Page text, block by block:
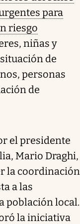
para
riesgo
niñas y
de
personas
de
el presidente
Mario Draghi,
la coordinación
a las
población local.
la iniciativa